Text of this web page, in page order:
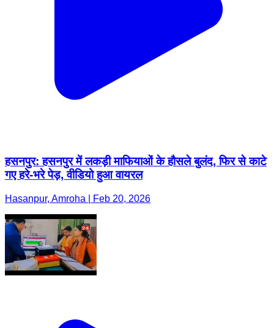
हसनपुर: हसनपुर में लकड़ी माफियाओं के हौसले बुलंद, फिर से काटे
गए हरे-भरे पेड़, वीडियो हुआ वायरल
Hasanpur, Amroha | Feb 20, 2026